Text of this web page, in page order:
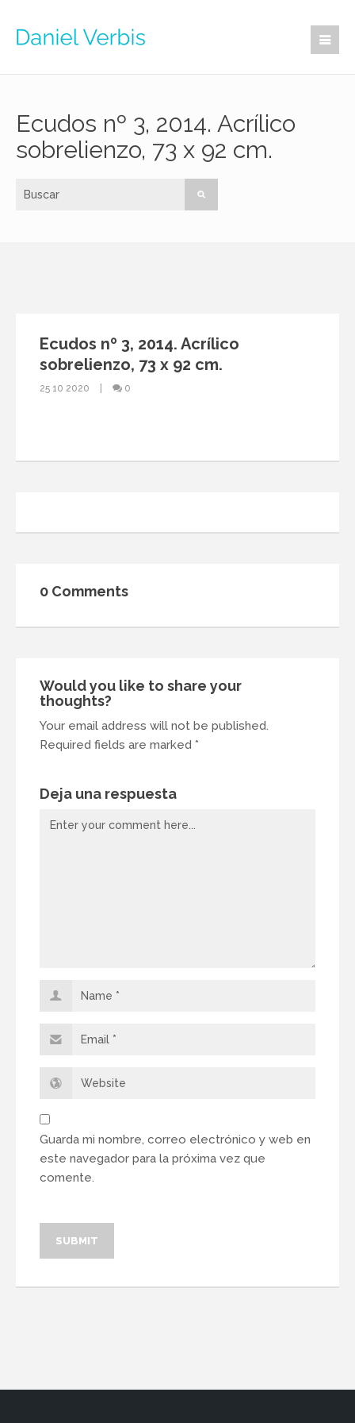
Ecudos nº 3, 2014. Acrílico
sobrelienzo, 73 x 92 cm.
Ecudos nº 3, 2014. Acrílico
sobrelienzo, 73 x 92 cm.
25 10 2020 0
0 Comments
Would you like to share your
thoughts?
Your email address will not be published.
Required fields are marked *
Deja una respuesta
Guarda mi nombre, correo electrónico y web en
este navegador para la próxima vez que
comente.